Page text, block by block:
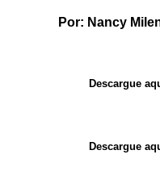
Por: Nancy
Descargue
Descargue